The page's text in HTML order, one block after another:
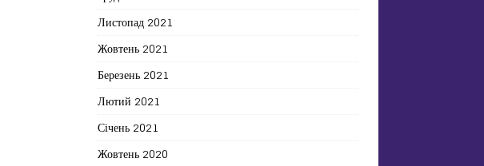
Листопад 2021
Жовтень 2021
Березень 2021
Лютий 2021
Січень 2021
Жовтень 2020